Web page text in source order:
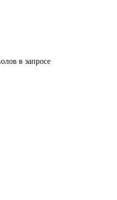
в запросе